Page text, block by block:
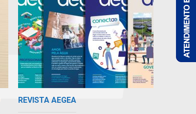
REVISTA AEGEA